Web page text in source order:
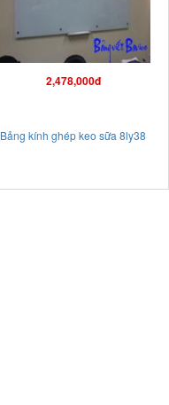
2,478,000đ
Bảng kính ghép keo sữa 8ly38